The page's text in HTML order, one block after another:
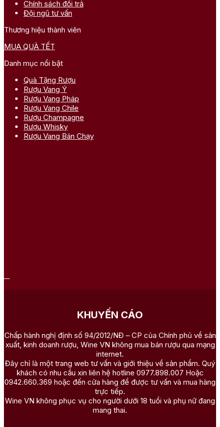
Chính sách đổi trả
Đội ngũ tư vấn
Thương hiệu thành viên
MUA QUÀ TẾT
Danh mục nổi bật
Quà Tặng Rượu
Rượu Vang Ý
Rượu Vang Pháp
Rượu Vang Chile
Rượu Champagne
Rượu Whisky
Rượu Vang Bán Chạy
KHUYẾN CÁO
Chấp hành nghị định số 94/2012/NĐ – CP của Chính phủ về sản
xuất, kinh doanh rượu, Wine VN không mua bán rượu qua mạng
internet.
Đây chỉ là một trang web tư vấn và giới thiệu về sản phẩm. Quý
khách có nhu cầu xin liên hệ hotline 0977.898.007 Hoặc
0942.660.369 hoặc đến cửa hàng để được tư vấn và mua hàng
trực tiếp.
Wine VN không phục vụ cho người dưới 18 tuổi và phụ nữ đang
mang thai.